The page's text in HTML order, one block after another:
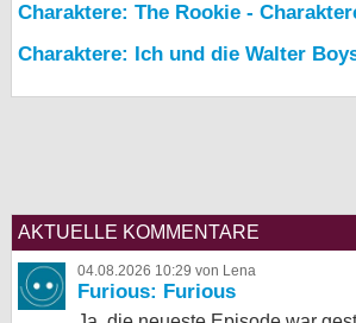
Charaktere: The Rookie -
Charaktere: Ich und die Walter
AKTUELLE KOMMENTARE
04.08.2026 10:29 von Lena
Furious: Furious